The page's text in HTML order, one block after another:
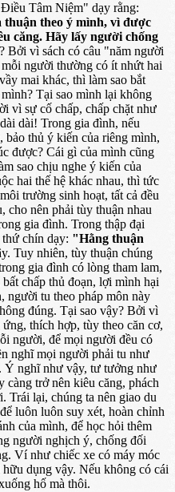
Tâm Niệm" dạy rằng:
theo ý mình, vì được
căng. Hãy lấy người chống
Bởi vì sách có câu "năm người
người thường có ít nhứt hai
mai khác, thì làm sao bắt
Tại sao mình lại không
vì sự cố chấp, chấp chặt như
dài! Trong gia đình, nếu
thủ ý kiến của riêng mình,
được? Cái gì của mình cũng
sao chịu nghe ý kiến của
hai thế hệ khác nhau, thì tức
trường sinh hoạt, tất cả đều
cho nên phải tùy thuận nhau
gia đình. Trong thập đại
chín dạy: "Hằng thuận
Tuy nhiên, tùy thuận chúng
gia đình có lòng tham lam,
chấp thủ đoạn, lợi mình hại
người tu theo pháp môn này
đúng. Tại sao vậy? Bởi vì
thích hợp, tùy theo căn cơ,
người, để mọi người đều có
nghĩ mọi người phải tu như
Ý nghĩ như vậy, tư tưởng như
càng trở nên kiêu căng, phách
Trái lại, chúng ta nên giao du
luôn luôn suy xét, hoàn chỉnh
của mình, để học hỏi thêm
người nghịch ý, chống đối
Ví như chiếc xe có máy móc
dụng vậy. Nếu không có cái
hố mà thôi.